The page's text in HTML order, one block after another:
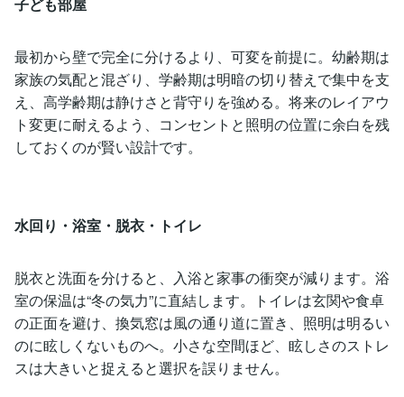
最初から壁で完全に分けるより、可変を前提に。幼齢期は
家族の気配と混ざり、学齢期は明暗の切り替えで集中を支
え、高学齢期は静けさと背守りを強める。将来のレイアウ
ト変更に耐えるよう、コンセントと照明の位置に余白を残
しておくのが賢い設計です。
水回り・浴室・脱衣・トイレ
脱衣と洗面を分けると、入浴と家事の衝突が減ります。浴
室の保温は“冬の気力”に直結します。トイレは玄関や食卓
の正面を避け、換気窓は風の通り道に置き、照明は明るい
のに眩しくないものへ。小さな空間ほど、眩しさのストレ
スは大きいと捉えると選択を誤りません。